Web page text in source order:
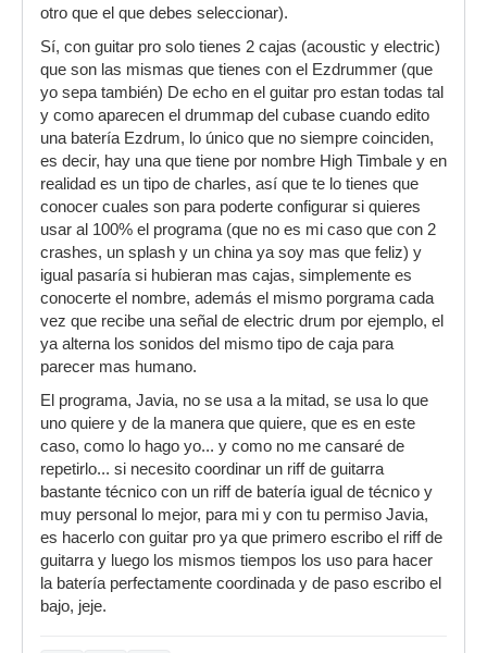
otro que el que debes seleccionar).
Sí, con guitar pro solo tienes 2 cajas (acoustic y electric)
que son las mismas que tienes con el Ezdrummer (que
yo sepa también) De echo en el guitar pro estan todas tal
y como aparecen el drummap del cubase cuando edito
una batería Ezdrum, lo único que no siempre coinciden,
es decir, hay una que tiene por nombre High Timbale y en
realidad es un tipo de charles, así que te lo tienes que
conocer cuales son para poderte configurar si quieres
usar al 100% el programa (que no es mi caso que con 2
crashes, un splash y un china ya soy mas que feliz) y
igual pasaría si hubieran mas cajas, simplemente es
conocerte el nombre, además el mismo porgrama cada
vez que recibe una señal de electric drum por ejemplo, el
ya alterna los sonidos del mismo tipo de caja para
parecer mas humano.
El programa, Javia, no se usa a la mitad, se usa lo que
uno quiere y de la manera que quiere, que es en este
caso, como lo hago yo... y como no me cansaré de
repetirlo... si necesito coordinar un riff de guitarra
bastante técnico con un riff de batería igual de técnico y
muy personal lo mejor, para mi y con tu permiso Javia,
es hacerlo con guitar pro ya que primero escribo el riff de
guitarra y luego los mismos tiempos los uso para hacer
la batería perfectamente coordinada y de paso escribo el
bajo, jeje.